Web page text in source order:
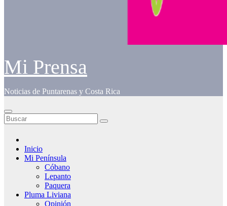
Mi Prensa
Noticias de Puntarenas y Costa Rica
Inicio
Mi Península
Cóbano
Lepanto
Paquera
Pluma Liviana
Opinión